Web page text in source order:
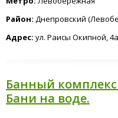
Район: Днепровский
Адрес: ул. Раисы Окипной, 4а
Банный комплекс
Бани на воде.